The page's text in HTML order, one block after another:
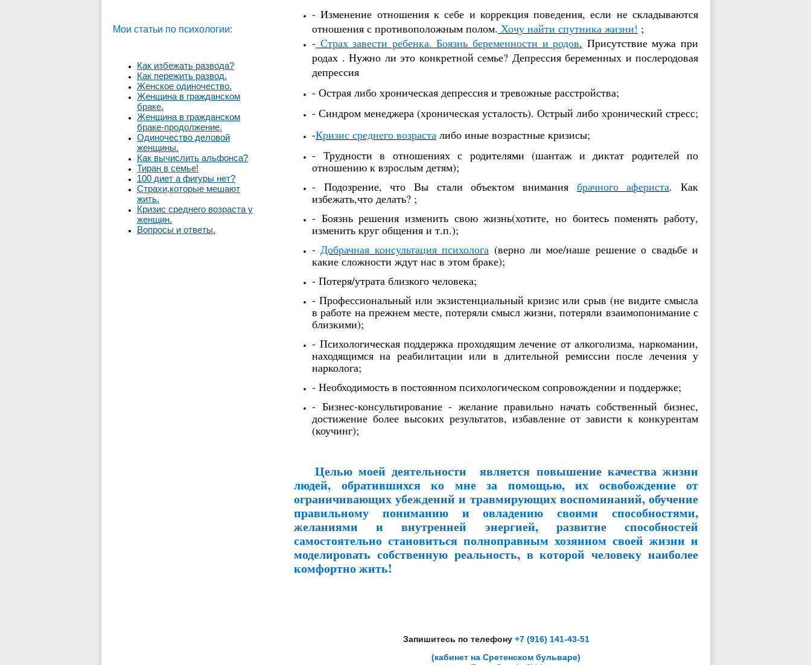
Мои статьи по психологии:
Как избежать развода?
Как пережить развод.
Женское одиночество.
Женщина в гражданском
браке.
Женщина в гражданском
браке-продолжение.
Одиночество деловой
женщины.
Как вычислить альфонса?
Тиран в семье!
100 диет а фигуры нет?
Страхи,которые мешают
жить.
Кризис среднего возраста у
женщин.
Вопросы и ответы.
- Изменение отношения к себе и коррекция поведения, если не складываются
отношения с противоположным полом. Хочу найти спутника жизни! ;
- Страхзавести ребенка. Боязнь беременности и родов. Присутствиемужа при
родах . Нужно ли это конкретной семье? Депрессия беременных и послеродовая
депрессия
- Острая либо хроническая депрессия и тревожные расстройства;
- Синдром менеджера (хроническая усталость). Острый либо хронический стресс;
-Кризис среднего возраста либо иные возрастные кризисы;
- Трудности в отношениях с родителями (шантаж и диктат родителей по
отношению к взрослым детям);
- Подозрение, что Вы стали объектом внимания брачного афериста. Как
избежать,что делать? ;
- Боязнь решения изменить свою жизнь(хотите, но боитесь поменять работу,
изменить круг общения и т.п.);
-Добрачная консультация психолога (верно ли мое/наше решение о свадьбе и
какие сложности ждут нас в этом браке);
- Потеря/утрата близкого человека;
- Профессиональный или экзистенциальный кризис или срыв (не видите смысла
в работе на прежнем месте, потеряли смысл жизни, потеряли взаимопонимание с
близкими);
- Психологическая поддержка проходящим лечение от алкоголизма, наркомании,
находящимся на реабилитации или в длительной ремиссии после лечения у
нарколога;
- Необходимость в постоянном психологическом сопровождении и поддержке;
- Бизнес-консультирование - желаниеправильно начать собственный бизнес,
достижение более высоких результатов, избавление от зависти к конкурентам
(коучинг);
Целью моей деятельности является повышение качества жизни
людей, обратившихся ко мне за помощью, их освобождение от
ограничивающих убеждений и травмирующих воспоминаний, обучение
правильному пониманию и овладению своими способностями,
желаниями и внутренней энергией, развитие способностей
самостоятельно становиться полноправным хозяином своей жизни и
моделировать собственную реальность, в которой человеку наиболее
комфортно жить!
Запишитесь по телефону +7 (916) 141-43-51
(кабинет на Сретенском бульваре)